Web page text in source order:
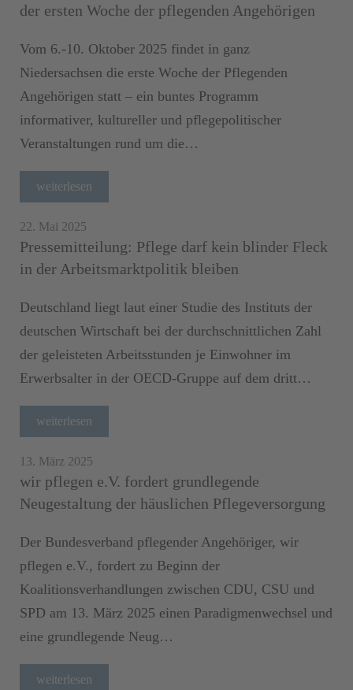
der ersten Woche der pflegenden Angehörigen
Vom 6.-10. Oktober 2025 findet in ganz
Niedersachsen die erste Woche der Pflegenden
Angehörigen statt – ein buntes Programm
informativer, kultureller und pflegepolitischer
Veranstaltungen rund um die…
weiterlesen
22. Mai 2025
Pressemitteilung: Pflege darf kein blinder Fleck
in der Arbeitsmarktpolitik bleiben
Deutschland liegt laut einer Studie des Instituts der
deutschen Wirtschaft bei der durchschnittlichen Zahl
der geleisteten Arbeitsstunden je Einwohner im
Erwerbsalter in der OECD-Gruppe auf dem dritt…
weiterlesen
13. März 2025
wir pflegen e.V. fordert grundlegende
Neugestaltung der häuslichen Pflegeversorgung
Der Bundesverband pflegender Angehöriger, wir
pflegen e.V., fordert zu Beginn der
Koalitionsverhandlungen zwischen CDU, CSU und
SPD am 13. März 2025 einen Paradigmenwechsel und
eine grundlegende Neug…
weiterlesen